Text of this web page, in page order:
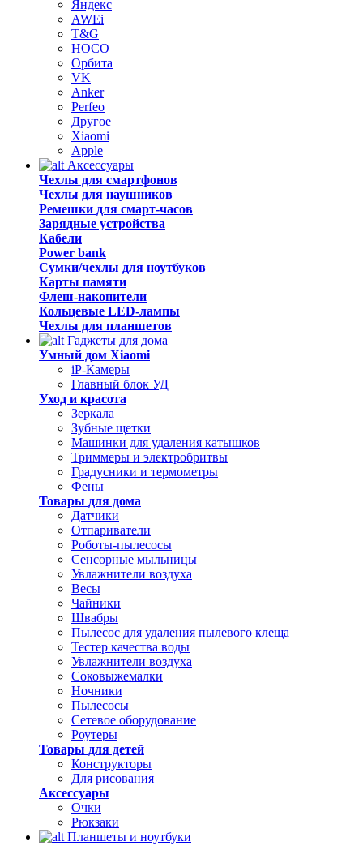
Яндекс
AWEi
T&G
HOCO
Орбита
VK
Anker
Perfeo
Другое
Xiaomi
Apple
Аксессуары
Чехлы для смартфонов
Чехлы для наушников
Ремешки для смарт-часов
Зарядные устройства
Кабели
Power bank
Сумки/чехлы для ноутбуков
Карты памяти
Флеш-накопители
Кольцевые LED-лампы
Чехлы для планшетов
Гаджеты для дома
Умный дом Xiaomi
iP-Камеры
Главный блок УД
Уход и красота
Зеркала
Зубные щетки
Машинки для удаления катышков
Триммеры и электробритвы
Градусники и термометры
Фены
Товары для дома
Датчики
Отпариватели
Роботы-пылесосы
Сенсорные мыльницы
Увлажнители воздуха
Весы
Чайники
Швабры
Пылесос для удаления пылевого клеща
Тестер качества воды
Увлажнители воздуха
Соковыжемалки
Ночники
Пылесосы
Сетевое оборудование
Роутеры
Товары для детей
Конструкторы
Для рисования
Аксессуары
Очки
Рюкзаки
Планшеты и ноутбуки